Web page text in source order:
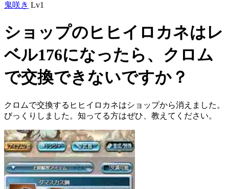
鬼咲き Lv1
ショップのヒヒイロカネはレ
ベル176になったら、クロム
で交換できないですか？
クロムで交換するヒヒイロカネはショップから消えました。
びっくりしました。知ってる方はぜひ、教えてください。